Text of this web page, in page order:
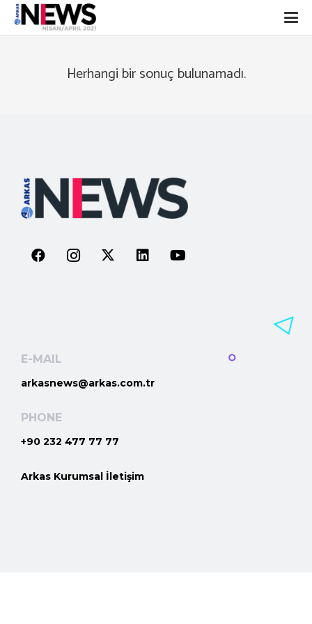
Herhangi bir sonuç bulunamadı.
E-MAIL
arkasnews@arkas.com.tr
PHONE
+90 232 477 77 77
Arkas Kurumsal İletişim